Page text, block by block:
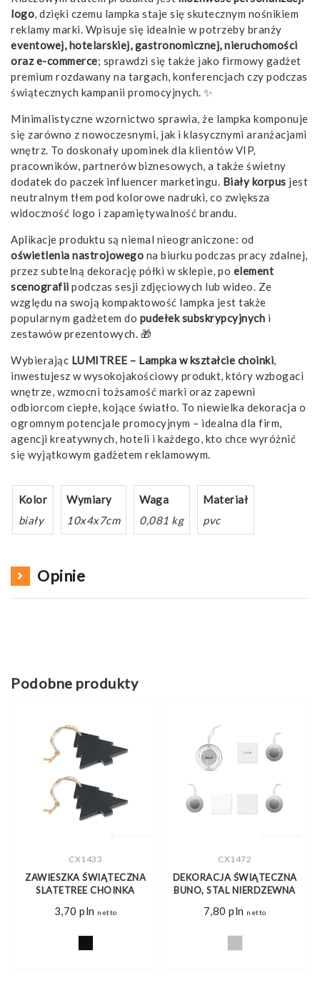
logo, dzięki czemu lampka staje się skutecznym nośnikiem
reklamy marki. Wpisuje się idealnie w potrzeby branży
eventowej, hotelarskiej, gastronomicznej, nieruchomości
oraz e-commerce; sprawdzi się także jako firmowy gadżet
premium rozdawany na targach, konferencjach czy podczas
świątecznych kampanii promocyjnych. ✨
Minimalistyczne wzornictwo sprawia, że lampka komponuje
się zarówno z nowoczesnymi, jak i klasycznymi aranżacjami
wnętrz. To doskonały upominek dla klientów VIP,
pracowników, partnerów biznesowych, a także świetny
dodatek do paczek influencer marketingu. Biały korpus jest
neutralnym tłem pod kolorowe nadruki, co zwiększa
widoczność logo i zapamiętywalność brandu.
Aplikacje produktu są niemal nieograniczone: od
oświetlenia nastrojowego na biurku podczas pracy zdalnej,
przez subtelną dekorację półki w sklepie, po element
scenografii podczas sesji zdjęciowych lub wideo. Ze
względu na swoją kompaktowość lampka jest także
popularnym gadżetem do pudełek subskrypcyjnych i
zestawów prezentowych. 🎁
Wybierając LUMITREE – Lampka w kształcie choinki,
inwestujesz w wysokojakościowy produkt, który wzbogaci
wnętrze, wzmocni tożsamość marki oraz zapewni
odbiorcom ciepłe, kojące światło. To niewielka dekoracja o
ogromnym potencjale promocyjnym – idealna dla firm,
agencji kreatywnych, hoteli i każdego, kto chce wyróżnić
się wyjątkowym gadżetem reklamowym.
Kolor
biały
Wymiary
10x4x7cm
Waga
0,081 kg
Materiał
pvc
Opinie
Podobne produkty
CX1433
ZAWIESZKA ŚWIĄTECZNA
SLATETREE CHOINKA
3,70 pln netto
CX1472
DEKORACJA ŚWIĄTECZNA
BUNO, STAL NIERDZEWNA
7,80 pln netto